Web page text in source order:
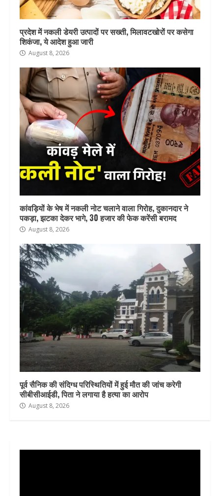
प्रदेश में नकली डेयरी उत्पादों पर सख्ती, मिलावटखोरों पर कसेगा
शिकंजा, ये आदेश हुआ जारी
August 8, 2026
कांवड़ियों के भेष में नकली नोट चलाने वाला गिरोह, दुकानदार ने
पकड़ा, झटका देकर भागे, 30 हजार की फेक करेंसी बरामद
August 8, 2026
पूर्व सैनिक की संदिग्ध परिस्थितियों में हुई मौत की जांच करेगी
सीबीसीआईडी, पिता ने लगाया है हत्या का आरोप
August 8, 2026